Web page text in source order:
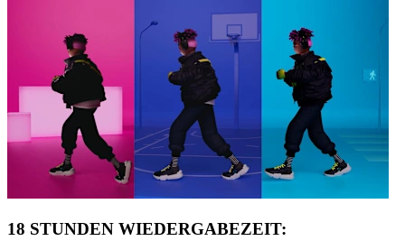
18 STUNDEN WIEDERGABEZEIT: